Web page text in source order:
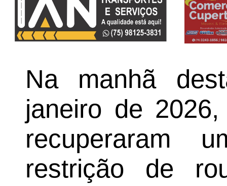
Na manhã
janeiro de
recuperaram
restrição de